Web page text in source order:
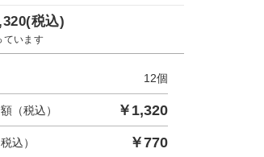
(税込)
ています
12個
（税込） ￥ 1,320
込） ￥770